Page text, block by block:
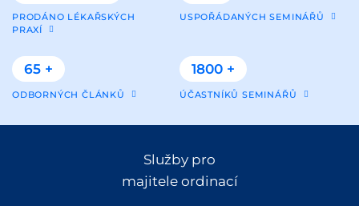
PRODÁNO LÉKAŘSKÝCH
PRAXÍ
USPOŘÁDANÝCH SEMINÁŘŮ
65 +
ODBORNÝCH ČLÁNKŮ
1800 +
ÚČASTNÍKŮ SEMINÁŘŮ
Služby pro
majitele ordinací